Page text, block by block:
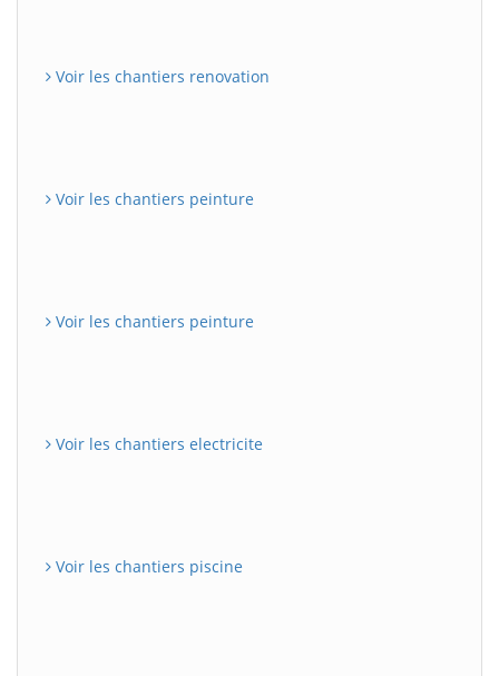
Voir les chantiers renovation
Voir les chantiers peinture
Voir les chantiers peinture
Voir les chantiers electricite
Voir les chantiers piscine